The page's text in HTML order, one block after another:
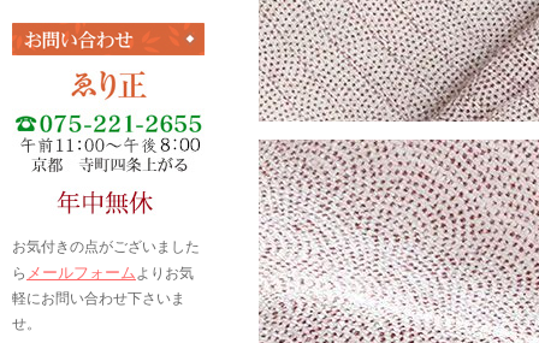
お気付きの点がございました
ら メールフォームよりお気
軽にお問い合わせ下さいま
せ。